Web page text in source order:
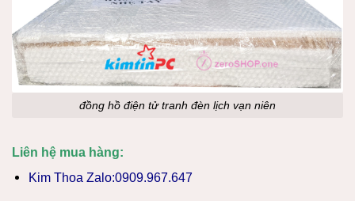
đồng hồ điện tử tranh đèn lịch vạn niên
Liên hệ mua hàng:
Kim Thoa Zalo:0909.967.647